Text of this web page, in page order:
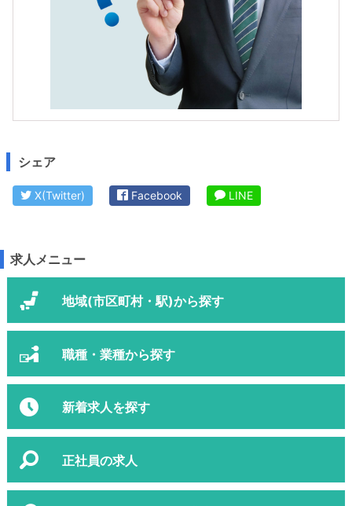
シェア
X(Twitter) Facebook LINE
求人メニュー
地域(市区町村・駅)から探す
職種・業種から探す
新着求人を探す
正社員の求人